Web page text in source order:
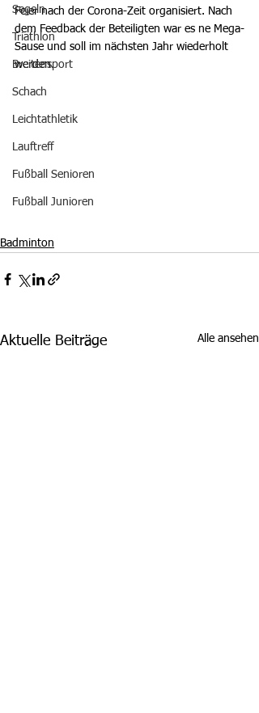
Segeln
Triathlon
Breitensport
Schach
Leichtathletik
Lauftreff
Fußball Senioren
Fußball Junioren
Feier nach der Corona-Zeit organisiert. Nach
dem Feedback der Beteiligten war es ne Mega-
Sause und soll im nächsten Jahr wiederholt
werden.
Badminton
Aktuelle Beiträge Alle ansehen